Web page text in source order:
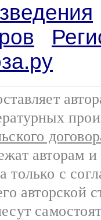
авторам
только с
авторской